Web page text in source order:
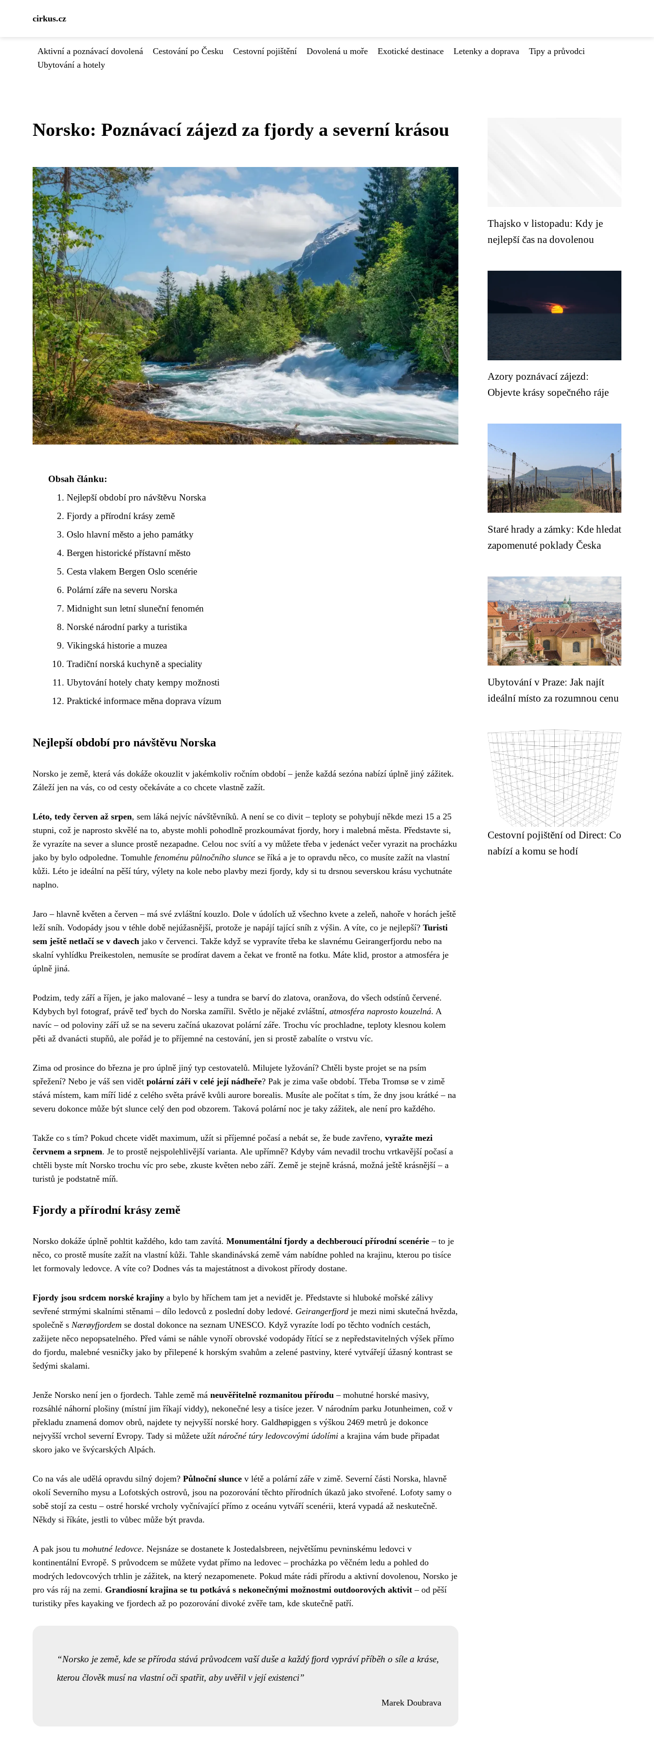
cirkus.cz
Aktivní a poznávací dovolená Cestování po Česku Cestovní pojištění Dovolená u moře Exotické destinace Letenky a doprava
Tipy a průvodci
Ubytování a hotely
Norsko: Poznávací zájezd za fjordy a severní krásou
Obsah článku:
Nejlepší období pro návštěvu Norska
Fjordy a přírodní krásy země
Oslo hlavní město a jeho památky
Bergen historické přístavní město
Cesta vlakem Bergen Oslo scenérie
Polární záře na severu Norska
Midnight sun letní sluneční fenomén
Norské národní parky a turistika
Vikingská historie a muzea
Tradiční norská kuchyně a speciality
Ubytování hotely chaty kempy možnosti
Praktické informace měna doprava vízum
Nejlepší období pro návštěvu Norska
Norsko je země, která vás dokáže okouzlit v jakémkoliv ročním období – jenže každá sezóna nabízí úplně jiný zážitek.
Záleží jen na vás, co od cesty očekáváte a co chcete vlastně zažít.
Léto, tedy červen až srpen, sem láká nejvíc návštěvníků. A není se co divit – teploty se pohybují někde mezi 15 a 25
stupni, což je naprosto skvělé na to, abyste mohli pohodlně prozkoumávat fjordy, hory i malebná města. Představte si,
že vyrazíte na sever a slunce prostě nezapadne. Celou noc svítí a vy můžete třeba v jedenáct večer vyrazit na procházku
jako by bylo odpoledne. Tomuhle fenoménu půlnočního slunce se říká a je to opravdu něco, co musíte zažít na vlastní
kůži. Léto je ideální na pěší túry, výlety na kole nebo plavby mezi fjordy, kdy si tu drsnou severskou krásu vychutnáte
naplno.
Jaro – hlavně květen a červen – má své zvláštní kouzlo. Dole v údolích už všechno kvete a zeleň, nahoře v horách ještě
leží sníh. Vodopády jsou v téhle době nejúžasnější, protože je napájí tající sníh z výšin. A víte, co je nejlepší? Turisti
sem ještě netlačí se v davech jako v červenci. Takže když se vypravíte třeba ke slavnému Geirangerfjordu nebo na
skalní vyhlídku Preikestolen, nemusíte se prodírat davem a čekat ve frontě na fotku. Máte klid, prostor a atmosféra je
úplně jiná.
Podzim, tedy září a říjen, je jako malované – lesy a tundra se barví do zlatova, oranžova, do všech odstínů červené.
Kdybych byl fotograf, právě teď bych do Norska zamířil. Světlo je nějaké zvláštní, atmosféra naprosto kouzelná. A
navíc – od poloviny září už se na severu začíná ukazovat polární záře. Trochu víc prochladne, teploty klesnou kolem
pěti až dvanácti stupňů, ale pořád je to příjemné na cestování, jen si prostě zabalíte o vrstvu víc.
Zima od prosince do března je pro úplně jiný typ cestovatelů. Milujete lyžování? Chtěli byste projet se na psím
spřežení? Nebo je váš sen vidět polární záři v celé její nádheře? Pak je zima vaše období. Třeba Tromsø se v zimě
stává místem, kam míří lidé z celého světa právě kvůli aurore borealis. Musíte ale počítat s tím, že dny jsou krátké – na
severu dokonce může být slunce celý den pod obzorem. Taková polární noc je taky zážitek, ale není pro každého.
Takže co s tím? Pokud chcete vidět maximum, užít si příjemné počasí a nebát se, že bude zavřeno, vyražte mezi
červnem a srpnem. Je to prostě nejspolehlivější varianta. Ale upřímně? Kdyby vám nevadil trochu vrtkavější počasí a
chtěli byste mít Norsko trochu víc pro sebe, zkuste květen nebo září. Země je stejně krásná, možná ještě krásnější – a
turistů je podstatně míň.
Fjordy a přírodní krásy země
Norsko dokáže úplně pohltit každého, kdo tam zavítá. Monumentální fjordy a dechberoucí přírodní scenérie – to je
něco, co prostě musíte zažít na vlastní kůži. Tahle skandinávská země vám nabídne pohled na krajinu, kterou po tisíce
let formovaly ledovce. A víte co? Dodnes vás ta majestátnost a divokost přírody dostane.
Fjordy jsou srdcem norské krajiny a bylo by hříchem tam jet a nevidět je. Představte si hluboké mořské zálivy
sevřené strmými skalními stěnami – dílo ledovců z poslední doby ledové. Geirangerfjord je mezi nimi skutečná hvězda,
společně s Nærøyfjordem se dostal dokonce na seznam UNESCO. Když vyrazíte lodí po těchto vodních cestách,
zažijete něco nepopsatelného. Před vámi se náhle vynoří obrovské vodopády řítící se z nepředstavitelných výšek přímo
do fjordu, malebné vesničky jako by přilepené k horským svahům a zelené pastviny, které vytvářejí úžasný kontrast se
šedými skalami.
Jenže Norsko není jen o fjordech. Tahle země má neuvěřitelně rozmanitou přírodu – mohutné horské masivy,
rozsáhlé náhorní plošiny (místní jim říkají viddy), nekonečné lesy a tisíce jezer. V národním parku Jotunheimen, což v
překladu znamená domov obrů, najdete ty nejvyšší norské hory. Galdhøpiggen s výškou 2469 metrů je dokonce
nejvyšší vrchol severní Evropy. Tady si můžete užít náročné túry ledovcovými údolími a krajina vám bude připadat
skoro jako ve švýcarských Alpách.
Co na vás ale udělá opravdu silný dojem? Půlnoční slunce v létě a polární záře v zimě. Severní části Norska, hlavně
okolí Severního mysu a Lofotských ostrovů, jsou na pozorování těchto přírodních úkazů jako stvořené. Lofoty samy o
sobě stojí za cestu – ostré horské vrcholy vyčnívající přímo z oceánu vytváří scenérii, která vypadá až neskutečně.
Někdy si říkáte, jestli to vůbec může být pravda.
A pak jsou tu mohutné ledovce. Nejsnáze se dostanete k Jostedalsbreen, největšímu pevninskému ledovci v
kontinentální Evropě. S průvodcem se můžete vydat přímo na ledovec – procházka po věčném ledu a pohled do
modrých ledovcových trhlin je zážitek, na který nezapomenete. Pokud máte rádi přírodu a aktivní dovolenou, Norsko je
pro vás ráj na zemi. Grandiosní krajina se tu potkává s nekonečnými možnostmi outdoorových aktivit – od pěší
turistiky přes kayaking ve fjordech až po pozorování divoké zvěře tam, kde skutečně patří.
Norsko je země, kde se příroda stává průvodcem vaší duše a každý fjord vypráví příběh o síle a kráse,
kterou člověk musí na vlastní oči spatřit, aby uvěřil v její existenci
Marek Doubrava
Thajsko v listopadu: Kdy je
nejlepší čas na dovolenou
Azory poznávací zájezd:
Objevte krásy sopečného ráje
Staré hrady a zámky: Kde hledat
zapomenuté poklady Česka
Ubytování v Praze: Jak najít
ideální místo za rozumnou cenu
Cestovní pojištění od Direct: Co
nabízí a komu se hodí